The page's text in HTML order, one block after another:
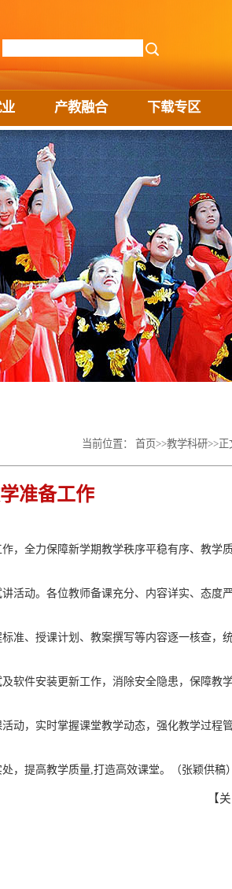
产教融合 下载专区
当前位置： 首页>>教学科研>>正
准备工作
，全力保障新学期教学秩序平稳有序、教学
活动。各位教师备课充分、内容详实、态度
准、授课计划、教案撰写等内容逐一核查，
软件安装更新工作，消除安全隐患，保障教
动，实时掌握课堂教学动态，强化教学过程
，提高教学质量,打造高效课堂。（张颖供稿
【